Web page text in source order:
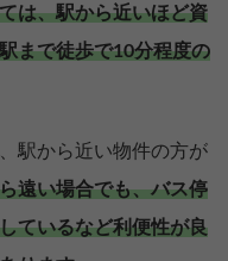
は、駅から近いほど資
駅まで徒歩で10分程度の
駅から近い物件の方が
遠い場合でも、バス停
ているなど利便性が良